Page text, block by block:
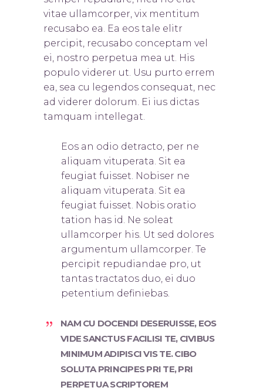
vitae ullamcorper, vix mentitum
recusabo ea. Ea eos tale elitr
percipit, recusabo conceptam vel
ei, nostro perpetua mea ut. His
populo viderer ut. Usu purto errem
ea, sea cu legendos consequat, nec
ad viderer dolorum. Ei ius dictas
tamquam intellegat.
Eos an odio detracto, per ne
aliquam vituperata. Sit ea
feugiat fuisset. Nobiser ne
aliquam vituperata. Sit ea
feugiat fuisset. Nobis oratio
tation has id. Ne soleat
ullamcorper his. Ut sed dolores
argumentum ullamcorper. Te
percipit repudiandae pro, ut
tantas tractatos duo, ei duo
petentium definiebas.
NAM CU DOCENDI DESERUISSE, EOS
VIDE SANCTUS FACILISI TE, CIVIBUS
MINIMUM ADIPISCI VIS TE. CIBO
SOLUTA PRINCIPES PRI TE, PRI
PERPETUA SCRIPTOREM